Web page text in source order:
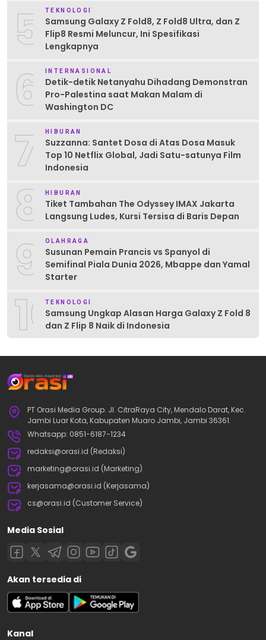
5 TEKNOLOGI
Samsung Galaxy Z Fold8, Z Fold8 Ultra, dan Z
Flip8 Resmi Meluncur, Ini Spesifikasi
Lengkapnya
6 INTERNASIONAL
Detik-detik Netanyahu Dihadang Demonstran
Pro-Palestina saat Makan Malam di
Washington DC
7 HIBURAN
Suzzanna: Santet Dosa di Atas Dosa Masuk
Top 10 Netflix Global, Jadi Satu-satunya Film
Indonesia
8 HIBURAN
Tiket Tambahan The Odyssey IMAX Jakarta
Langsung Ludes, Kursi Tersisa di Baris Depan
9 OLAHRAGA
Susunan Pemain Prancis vs Spanyol di
Semifinal Piala Dunia 2026, Mbappe dan Yamal
Starter
10TEKNOLOGI
Samsung Ungkap Alasan Harga Galaxy Z Fold 8
dan Z Flip 8 Naik di Indonesia
PT Orasi Media Group. Jl. CitraRaya City, Mendalo Darat, Kec.
Jambi Luar Kota, Kabupaten Muaro Jambi, Jambi 36361.
Whatsapp: 0851-6187-1234
redaksi@orasi.id (Redaksi)
marketing@orasi.id (Marketing)
kerjasama@orasi.id (Kerjasama)
cs@orasi.id (Customer Service)
Media Sosial
Akan tersedia di
Kanal